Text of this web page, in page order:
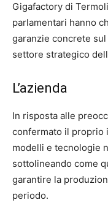
Gigafactory di
parlamentari hanno
garanzie concrete
settore strategico
L’azienda
In risposta alle
confermato il proprio
modelli e tecnologie
sottolineando come
garantire la
periodo.